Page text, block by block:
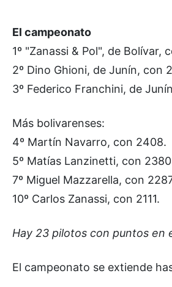
El campeonato
1º "Zanassi & Pol", de Bolívar,
2º Dino Ghioni, de Junín, con
3º Federico Franchini, de
Más bolivarenses:
4º Martín Navarro, con 2408.
5º Matías Lanzinetti, con
7º Miguel Mazzarella, con
10º Carlos Zanassi, con 2111.
Hay 23 pilotos con puntos en
El campeonato se extiende